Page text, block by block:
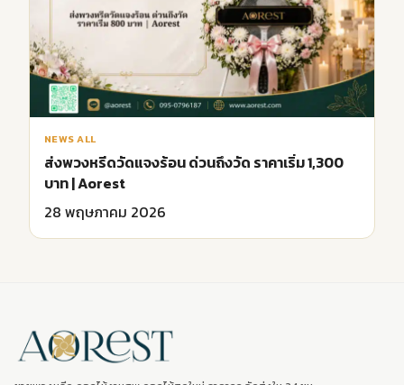
NEWS ALL
ส่งพวงหรีดวัดแจงร้อน ด่วนถึงวัด ราคาเริ่ม 1,300
บาท | Aorest
28 พฤษภาคม 2026